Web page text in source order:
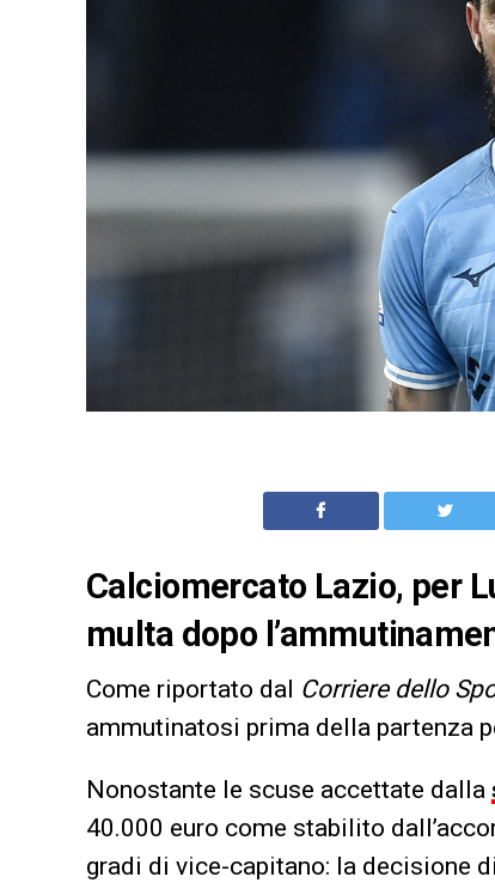
Calciomercato Lazio, per
multa dopo
Come riportato dal Corriere dello
ammutinatosi prima della partenza
Nonostante le scuse accettate dalla
40.000 euro come stabilito
gradi di vice-capitano: la decisione di